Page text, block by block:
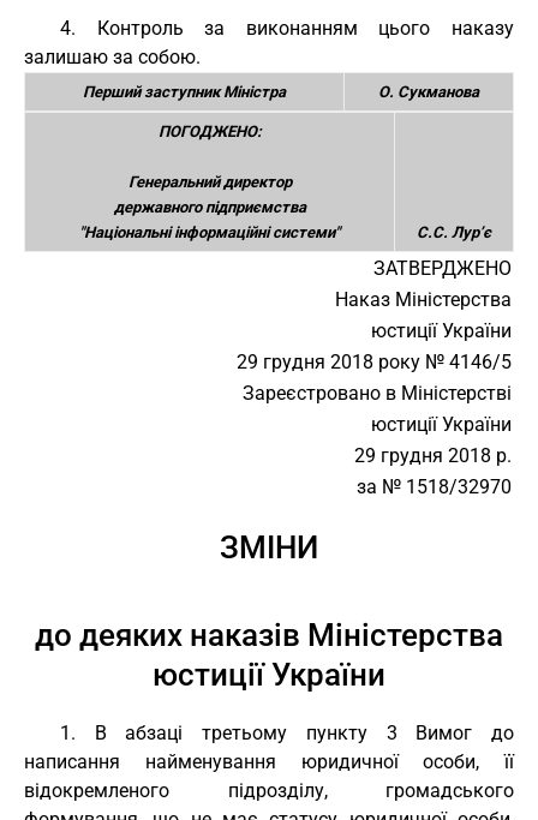
4. Контроль за виконанням цього наказу
залишаю за собою.
Перший заступник Міністра О. Сукманова
ПОГОДЖЕНО:
Генеральний директор
державного підприємства
"Національні інформаційні системи"
С.С. Лур’є
ЗАТВЕРДЖЕНО
Наказ Міністерства
юстиції України
29 грудня 2018 року № 4146/5
Зареєстровано в Міністерстві
юстиції України
29 грудня 2018 р.
за № 1518/32970
ЗМІНИ
до деяких наказів Міністерства
юстиції України
1. В абзаці третьому пункту 3 Вимог до
написання найменування юридичної особи, її
відокремленого підрозділу, громадського